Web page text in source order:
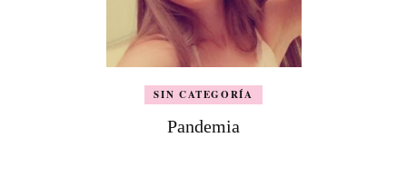
SIN CATEGORÍA
Pandemia